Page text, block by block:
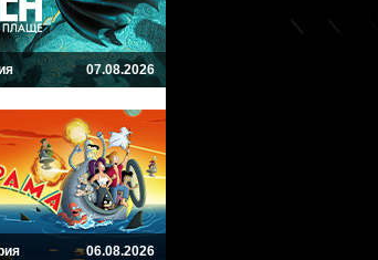
07.08.2026
06.08.2026